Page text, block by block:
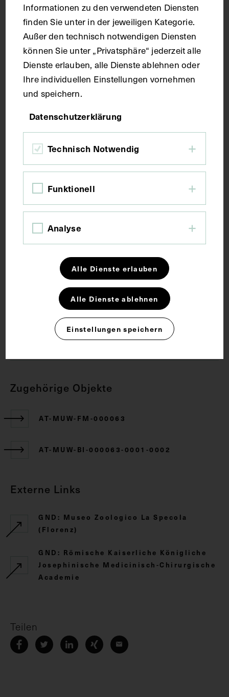
Handschrift
Maße
Seitenblatt 39,1 x 26 cm
Kurzbeschreibung
Der Text ist die ergänzende Beschreibung in
der oberflächlichen Muskelschicht. Blatt 2 und 3
Schlagwörter
Lehrmittel Muskulatur
CC BY-NC-SA 4.0
Zugehörige Objekte
AT-MUW-FM-000063
AT-MUW-BI-000063-0001-0002
Externe Links
GND: Museo Zoologico La Specola
(Florenz)
GND: Römische Kaiserliche Königliche
Josephinische Medicinisch-Chirurgische
Academie
Teilen
Informationen zu den verwendeten Diensten
finden Sie unter in der jeweiligen Kategorie.
Außer den technisch notwendigen Diensten
können Sie unter „Privatsphäre“ jederzeit alle
Dienste erlauben, alle Dienste ablehnen oder
Ihre individuellen Einstellungen vornehmen
und speichern.
Datenschutzerklärung
Technisch Notwendig
Funktionell
Analyse
Alle Dienste erlauben
Alle Dienste ablehnen
Einstellungen speichern